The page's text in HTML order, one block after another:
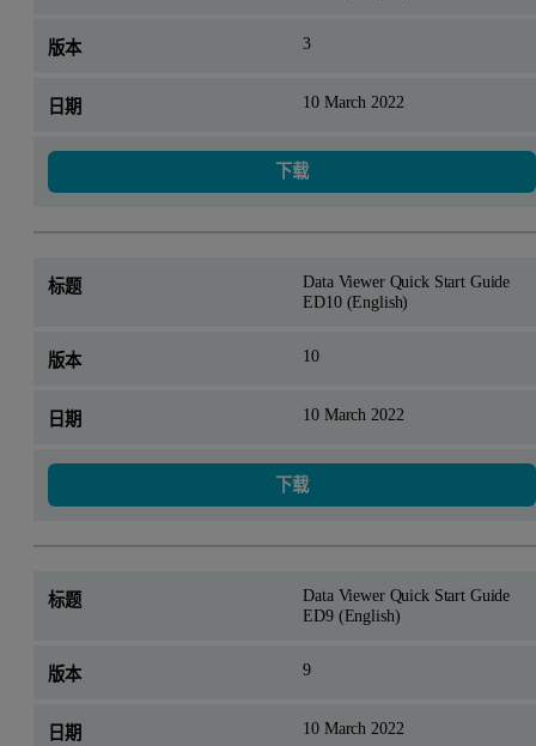
3
10 March 2022
下载
Data Viewer Quick Start Guide
ED10 (English)
10
10 March 2022
下载
Data Viewer Quick Start Guide
ED9 (English)
9
10 March 2022